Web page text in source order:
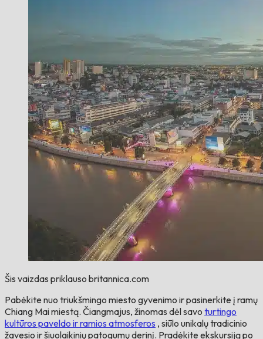
Šis vaizdas priklauso britannica.com
Pabėkite nuo triukšmingo miesto gyvenimo ir pasinerkite į ramų
Chiang Mai miestą. Čiangmajus, žinomas dėl savo turtingo
kultūros paveldo ir ramios atmosferos , siūlo unikalų tradicinio
žavesio ir šiuolaikinių patogumų derinį. Pradėkite ekskursiją po